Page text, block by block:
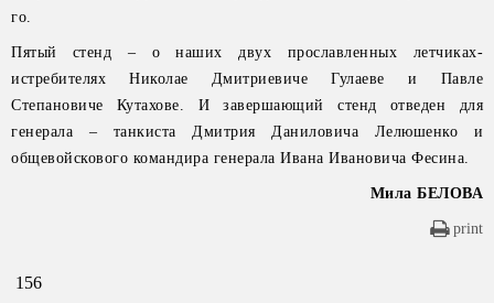
го.
Пятый стенд – о наших двух прославленных летчиках-
истребителях Николае Дмитриевиче Гулаеве и Павле
Степановиче Кутахове. И завершающий стенд отведен для
генерала – танкиста Дмитрия Даниловича Лелюшенко и
общевойскового командира генерала Ивана Ивановича Фесина.
Мила БЕЛОВА
print
156